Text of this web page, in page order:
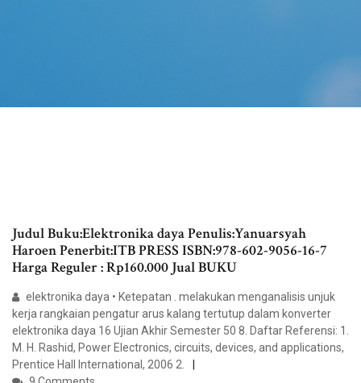
Judul Buku:Elektronika daya Penulis:Yanuarsyah
Haroen Penerbit:ITB PRESS ISBN:978-602-9056-16-7
Harga Reguler : Rp160.000 Jual BUKU
elektronika daya • Ketepatan . melakukan menganalisis unjuk
kerja rangkaian pengatur arus kalang tertutup dalam konverter
elektronika daya 16 Ujian Akhir Semester 50 8. Daftar Referensi: 1.
M. H. Rashid, Power Electronics, circuits, devices, and applications,
Prentice Hall International, 2006 2.